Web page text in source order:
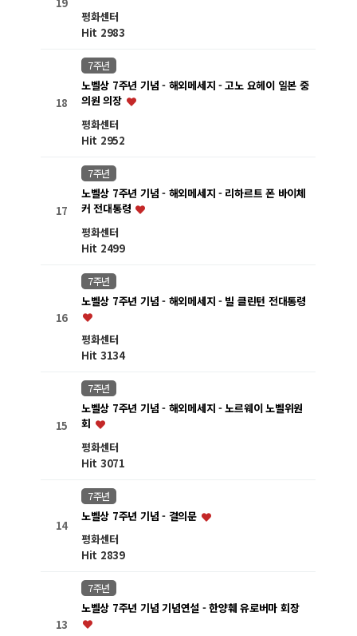
평화센터
Hit 2983
18
7주년
노벨상 7주년 기념 - 해외메세지 - 고노 요헤이 일본 중
의원 의장
평화센터
Hit 2952
17
7주년
노벨상 7주년 기념 - 해외메세지 - 리하르트 폰 바이체
커 전대통령
평화센터
Hit 2499
16
7주년
노벨상 7주년 기념 - 해외메세지 - 빌 클린턴 전대통령
평화센터
Hit 3134
15
7주년
노벨상 7주년 기념 - 해외메세지 - 노르웨이 노벨위원
회
평화센터
Hit 3071
14
7주년
노벨상 7주년 기념 - 결의문
평화센터
Hit 2839
13
7주년
노벨상 7주년 기념 기념연설 - 한양훼 유로버마 회장